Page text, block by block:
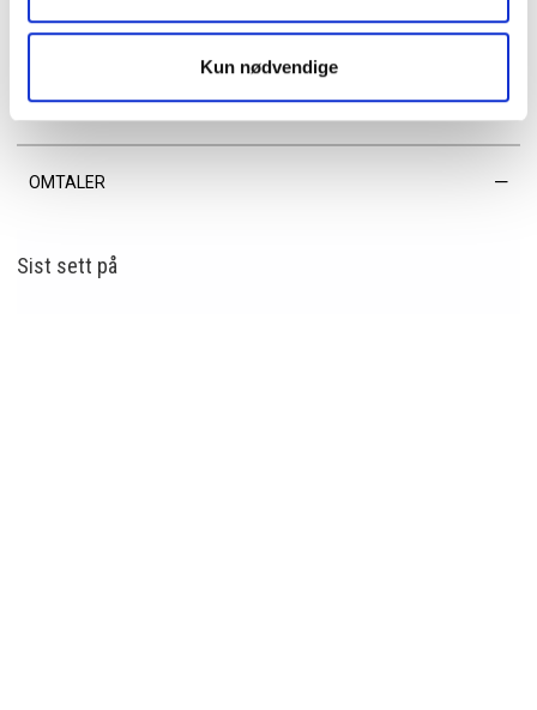
Kun nødvendige
• Innside: ett åpent, mindre rom
EGENSKAPER
OMTALER
Sist sett på